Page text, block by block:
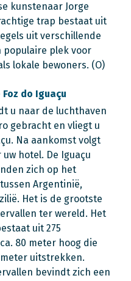
kunstenaar Jorge
trap bestaat uit
uit verschillende
populaire plek voor
lokale bewoners. (O)
do Iguaçu
u naar de luchthaven
gebracht en vliegt u
Na aankomst volgt
hotel. De Iguaçu
zich op het
Argentinië,
Het is de grootste
ter wereld. Het
uit 275
80 meter hoog die
uitstrekken.
bevindt zich een